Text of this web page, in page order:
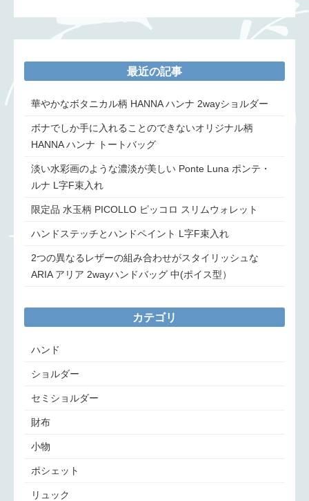
最近の記事
華やかなボタニカル柄 HANNA ハンナ 2wayショルダー
ボナでしか手に入れることのできないオリジナル柄
HANNA ハンナ トートバッグ
淡い水彩画のような濃淡が美しい Ponte Luna ポンテ・
ルナ L字F束入れ
限定品 水玉柄 PICOLLO ピッコロ スリムウォレット
ハンドステッチとハンドペイント L字F束入れ
2つの異なるレザーの組み合わせがスタイリッシュな
ARIA アリア 2wayハンドバッグ 中(ポイス型）
カテゴリ
ハンド
ショルダー
セミショルダー
財布
小物
ポシェット
リュック